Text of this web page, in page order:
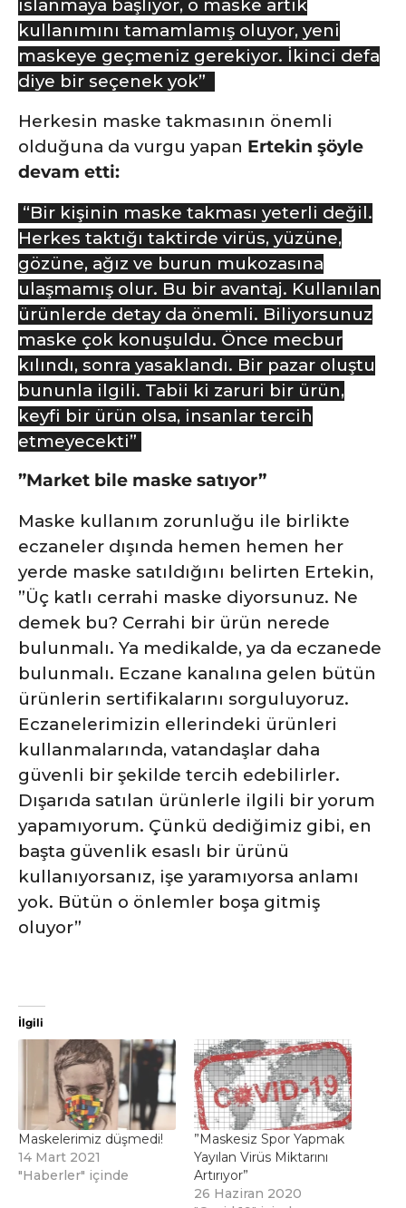
ıslanmaya başlıyor, o maske artık
kullanımını tamamlamış oluyor, yeni
maskeye geçmeniz gerekiyor. İkinci defa
diye bir seçenek yok”
Herkesin maske takmasının önemli
olduğuna da vurgu yapan Ertekin şöyle
devam etti:
“Bir kişinin maske takması yeterli değil.
Herkes taktığı taktirde virüs, yüzüne,
gözüne, ağız ve burun mukozasına
ulaşmamış olur. Bu bir avantaj. Kullanılan
ürünlerde detay da önemli. Biliyorsunuz
maske çok konuşuldu. Önce mecbur
kılındı, sonra yasaklandı. Bir pazar oluştu
bununla ilgili. Tabii ki zaruri bir ürün,
keyfi bir ürün olsa, insanlar tercih
etmeyecekti”
”Market bile maske satıyor”
Maske kullanım zorunluğu ile birlikte
eczaneler dışında hemen hemen her
yerde maske satıldığını belirten Ertekin,
”Üç katlı cerrahi maske diyorsunuz. Ne
demek bu? Cerrahi bir ürün nerede
bulunmalı. Ya medikalde, ya da eczanede
bulunmalı. Eczane kanalına gelen bütün
ürünlerin sertifikalarını sorguluyoruz.
Eczanelerimizin ellerindeki ürünleri
kullanmalarında, vatandaşlar daha
güvenli bir şekilde tercih edebilirler.
Dışarıda satılan ürünlerle ilgili bir yorum
yapamıyorum. Çünkü dediğimiz gibi, en
başta güvenlik esaslı bir ürünü
kullanıyorsanız, işe yaramıyorsa anlamı
yok. Bütün o önlemler boşa gitmiş
oluyor”
İlgili
Maskelerimiz düşmedi!
14 Mart 2021
"Haberler" içinde
”Maskesiz Spor Yapmak
Yayılan Virüs Miktarını
Artırıyor”
26 Haziran 2020